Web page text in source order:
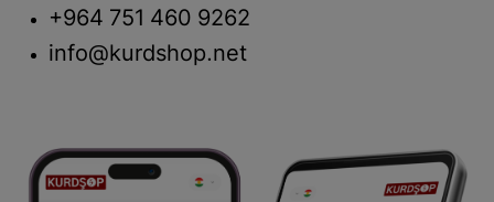
+964 751 460 9262
info@kurdshop.net